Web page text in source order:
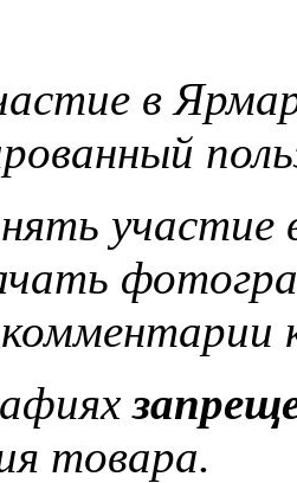
в
участие
товара.